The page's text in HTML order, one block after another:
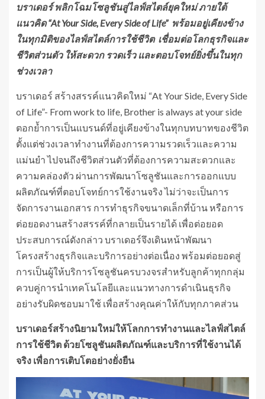
บราเดอร์ พลิกโฉมโซลูชันสู่ไลฟ์สไตล์ยุคใหม่ ภายใต้
แนวคิด “At Your Side, Every Side of Life” พร้อมอยู่เคียงข้าง
ในทุกมิติของไลฟ์สไตล์การใช้ชีวิต เชื่อมต่อโลกธุรกิจและ
ชีวิตส่วนตัว ให้สะดวก รวดเร็ว และตอบโจทย์ยิ่งขึ้นในทุก
ช่วงเวลา
บราเดอร์ สร้างสรรค์แนวคิดใหม่ “At Your Side, Every Side
of Life”- From work to life, Brother is always at your side
ตอกย้ำการเป็นแบรนด์ที่อยู่เคียงข้างในทุกบทบาทของชีวิต
ตั้งแต่ช่วงเวลาทำงานที่ต้องการความรวดเร็วและความ
แม่นยำ ไปจนถึงชีวิตส่วนตัวที่ต้องการความสะดวกและ
ความคล่องตัว ผ่านการพัฒนาโซลูชันและการออกแบบ
ผลิตภัณฑ์ที่ตอบโจทย์การใช้งานจริง ไม่ว่าจะเป็นการ
จัดการงานเอกสาร การทำธุรกิจขนาดเล็กที่บ้าน หรือการ
ต่อยอดงานสร้างสรรค์ที่กลายเป็นรายได้ เพื่อต่อยอด
ประสบการณ์ดังกล่าว บราเดอร์จึงเดินหน้าพัฒนา
โครงสร้างธุรกิจและบริการอย่างต่อเนื่อง พร้อมต่อยอดสู่
การเป็นผู้ให้บริการโซลูชันครบวงจรสำหรับลูกค้าทุกกลุ่ม
ควบคู่การนำเทคโนโลยีและแนวทางการดำเนินธุรกิจ
อย่างรับผิดชอบมาใช้ เพื่อสร้างคุณค่าให้กับทุกภาคส่วน
บราเดอร์สร้างนิยามใหม่ให้โลกการทำงานและไลฟ์สไตล์
การใช้ชีวิต ด้วยโซลูชันผลิตภัณฑ์และบริการที่ใช้งานได้
จริง เพื่อการเติบโตอย่างยั่งยืน